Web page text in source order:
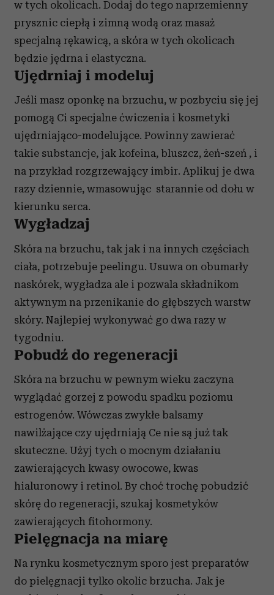
w tych okolicach. Dodaj do tego naprzemienny
prysznic ciepłą i zimną wodą oraz masaż
specjalną rękawicą, a skóra w tych okolicach
będzie jędrna i elastyczna.
Ujędrniaj i modeluj
Jeśli masz oponkę na brzuchu, w pozbyciu się jej
pomogą Ci specjalne ćwiczenia i kosmetyki
ujędrniająco-modelujące. Powinny zawierać
takie substancje, jak kofeina, bluszcz, żeń-szeń , i
na przykład rozgrzewający imbir. Aplikuj je dwa
razy dziennie, wmasowując starannie od dołu w
kierunku serca.
Wygładzaj
Skóra na brzuchu, tak jak i na innych częściach
ciała, potrzebuje peelingu. Usuwa on obumarły
naskórek, wygładza ale i pozwala składnikom
aktywnym na przenikanie do głębszych warstw
skóry. Najlepiej wykonywać go dwa razy w
tygodniu.
Pobudź do regeneracji
Skóra na brzuchu w pewnym wieku zaczyna
wyglądać gorzej z powodu spadku poziomu
estrogenów. Wówczas zwykłe balsamy
nawilżające czy ujędrniają Ce nie są już tak
skuteczne. Użyj tych o mocnym działaniu
zawierających kwasy owocowe, kwas
hialuronowy i retinol. By choć trochę pobudzić
skórę do regeneracji, szukaj kosmetyków
zawierających fitohormony.
Pielęgnacja na miarę
Na rynku kosmetycznym sporo jest preparatów
do pielęgnacji tylko okolic brzucha. Jak je